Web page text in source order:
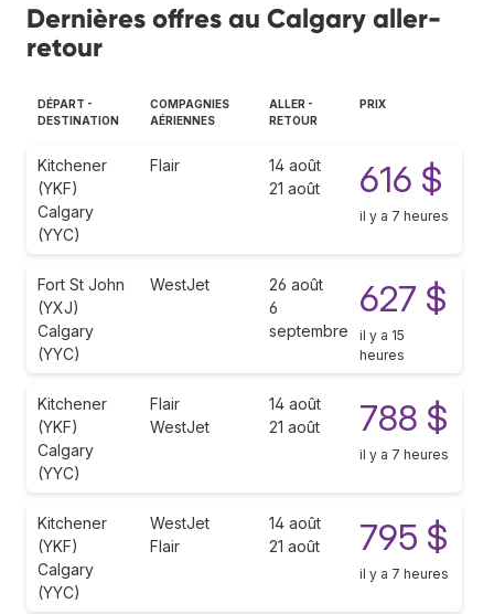
Dernières offres au Calgary aller-
retour
DÉPART -
DESTINATION
COMPAGNIES
AÉRIENNES
ALLER -
RETOUR
PRIX
Kitchener
(YKF)
Calgary
(YYC)
Flair
14 août
21 août
616 $
il y a 7 heures
Fort St John
(YXJ)
Calgary
(YYC)
WestJet
26 août
6
septembre
627 $
il y a 15
heures
Kitchener
(YKF)
Calgary
(YYC)
Flair
WestJet
14 août
21 août
788 $
il y a 7 heures
Kitchener
(YKF)
Calgary
(YYC)
WestJet
Flair
14 août
21 août
795 $
il y a 7 heures